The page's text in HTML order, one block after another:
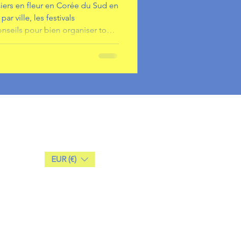
en fleur en Corée du Sud en
ville, les festivals
pour bien organiser ton
EUR (€)